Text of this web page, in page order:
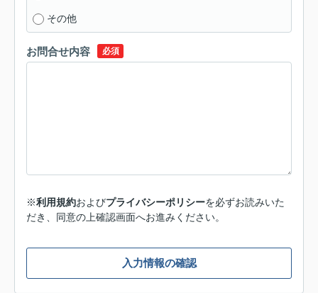
その他
お問合せ内容 必須
※利用規約およびプライバシーポリシーを必ずお読みいた
だき、同意の上確認画面へお進みください。
入力情報の確認